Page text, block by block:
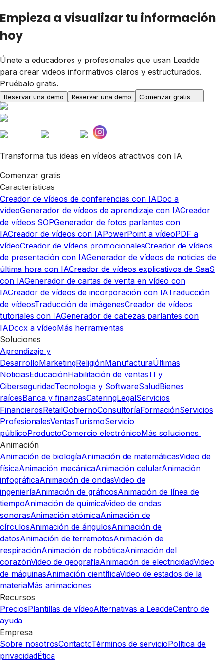
Empieza a visualizar tu información
hoy
Únete a educadores y profesionales que usan Leadde
para crear videos informativos claros y estructurados.
Pruébalo gratis.
Reservar una demo Reservar una demo Comenzar gratis
Transforma tus ideas en vídeos atractivos con IA
Comenzar gratis
Características
Creador de vídeos de conferencias con IADoc a
vídeoGenerador de vídeos de aprendizaje con IACreador
de vídeos SOPGenerador de fotos parlantes con
IACreador de vídeos con IAPowerPoint a vídeoPDF a
vídeoCreador de vídeos promocionalesCreador de vídeos
de presentación con IAGenerador de vídeos de noticias de
última hora con IACreador de vídeos explicativos de SaaS
con IAGenerador de cartas de venta en vídeo con
IACreador de vídeos de incorporación con IATraducción
de vídeosTraducción de imágenesCreador de vídeos
tutoriales con IAGenerador de cabezas parlantes con
IADocx a vídeoMás herramientas
Soluciones
Aprendizaje y
DesarrolloMarketingReligiónManufacturaÚltimas
NoticiasEducaciónHabilitación de ventasTI y
CiberseguridadTecnología y SoftwareSaludBienes
raícesBanca y finanzasCateringLegalServicios
FinancierosRetailGobiernoConsultoríaFormaciónServicios
ProfesionalesVentasTurismoServicio
públicoProductoComercio electrónicoMás soluciones
Animación
Animación de biologíaAnimación de matemáticasVideo de
físicaAnimación mecánicaAnimación celularAnimación
infográficaAnimación de ondasVideo de
ingenieríaAnimación de gráficosAnimación de línea de
tiempoAnimación de químicaVideo de ondas
sonorasAnimación atómicaAnimación de
círculosAnimación de ángulosAnimación de
datosAnimación de terremotosAnimación de
respiraciónAnimación de robóticaAnimación del
corazónVideo de geografíaAnimación de electricidadVideo
de máquinasAnimación científicaVideo de estados de la
materiaMás animaciones
Recursos
PreciosPlantillas de vídeoAlternativas a LeaddeCentro de
ayuda
Empresa
Sobre nosotrosContactoTérminos de servicioPolítica de
privacidadÉtica